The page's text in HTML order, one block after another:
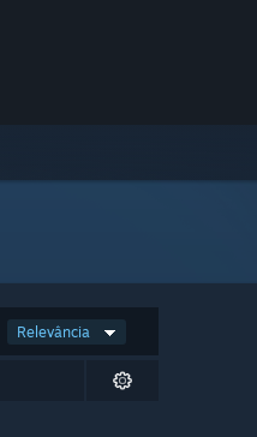
Relevância